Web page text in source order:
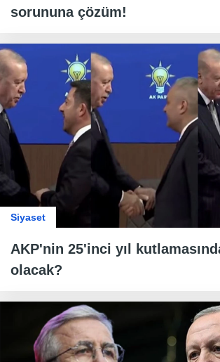
sorununa çözüm!
Siyaset
AKP'nin 25'inci yıl
olacak?